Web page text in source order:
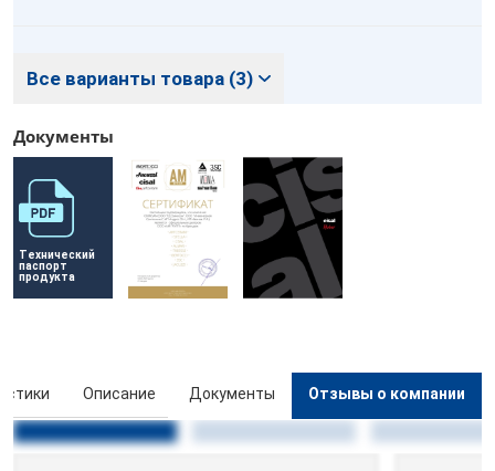
Все варианты товара (3)
Документы
Технический
паспорт
продукта
Описание Документы Отзывы о компании